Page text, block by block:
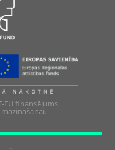
EU finansējums